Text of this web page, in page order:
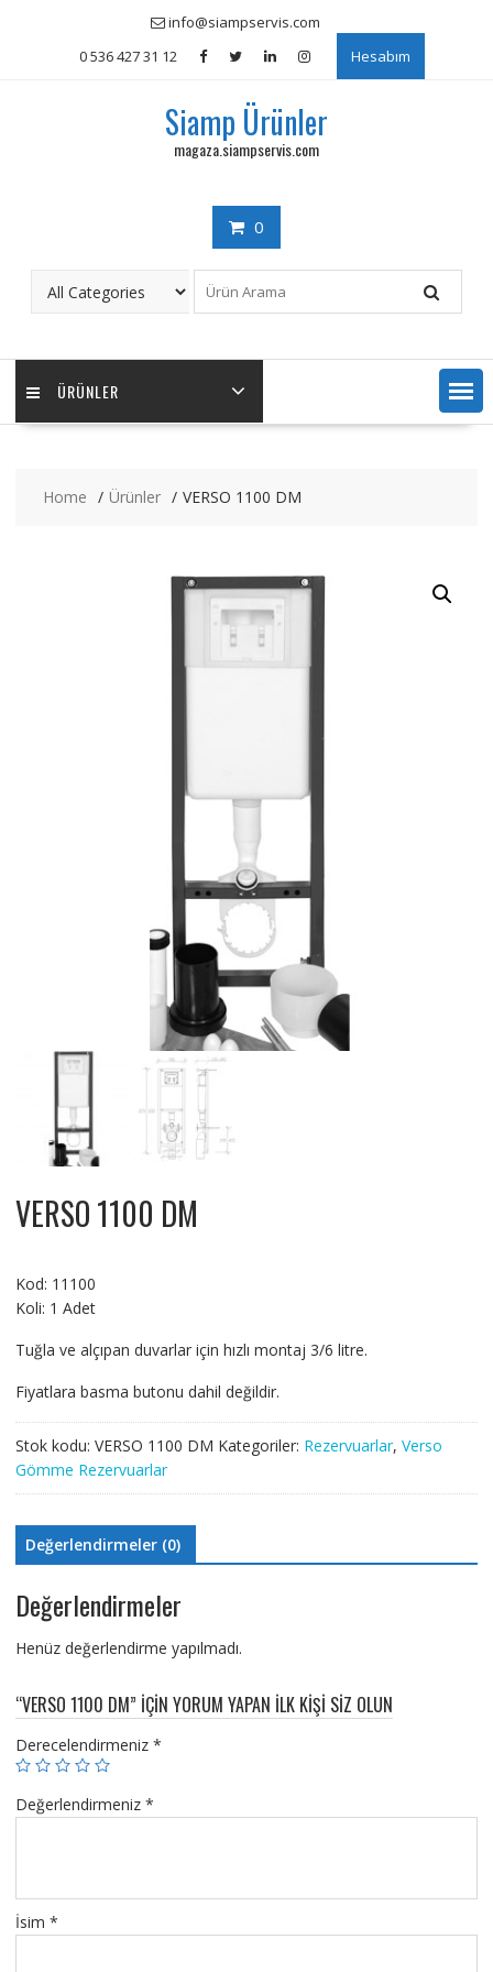
info@siampservis.com
0 536 427 31 12
Hesabım
Siamp Ürünler
magaza.siampservis.com
0
ÜRÜNLER
Home Ürünler VERSO 1100 DM
VERSO 1100 DM
Kod: 11100
Koli: 1 Adet
Tuğla ve alçıpan duvarlar için hızlı montaj 3/6 litre.
Fiyatlara basma butonu dahil değildir.
Stok kodu: VERSO 1100 DM Kategoriler: Rezervuarlar, Verso
Gömme Rezervuarlar
Değerlendirmeler (0)
Değerlendirmeler
Henüz değerlendirme yapılmadı.
“VERSO 1100 DM” IÇIN YORUM YAPAN ILK KIŞI SIZ OLUN
Derecelendirmeniz *
Değerlendirmeniz *
İsim *